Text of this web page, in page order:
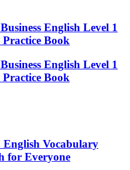
English Level 1
Book
English Level 1
Book
Vocabulary
for Everyone